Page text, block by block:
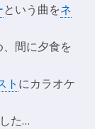
という曲をネ
間に夕食を
ト にカラオケ
た…